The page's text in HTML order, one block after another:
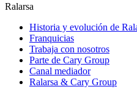
Ralarsa
Historia y evolución de
Franquicias
Trabaja con nosotros
Parte de Cary Group
Canal mediador
Ralarsa & Cary Group